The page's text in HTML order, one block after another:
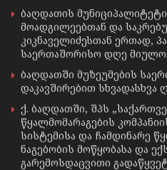
ბაღდათის
მოადგილეებთან და
კიკნაველიძესთან ერთად,
საერთაშორისო დღე
ბაღდათში მუზეუმების
დაკავშირებით სხვადასხვა
ქ. ბაღდათში, შპს
წყალმომარაგების
სისტემისა და ჩამდინარე
ნაგებობის მოწყობასა და
გარემოსდაცვითი